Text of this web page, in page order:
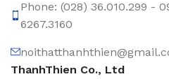
Phone: (028) 36.010.299 -
6267.3160
ThanhThien Co., Ltd